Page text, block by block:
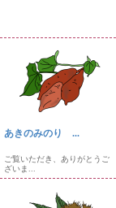
あきのみのり ...
ご覧いただき、ありがとうご
ざいま...